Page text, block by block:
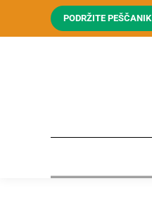
PODRŽITE PEŠČANIK